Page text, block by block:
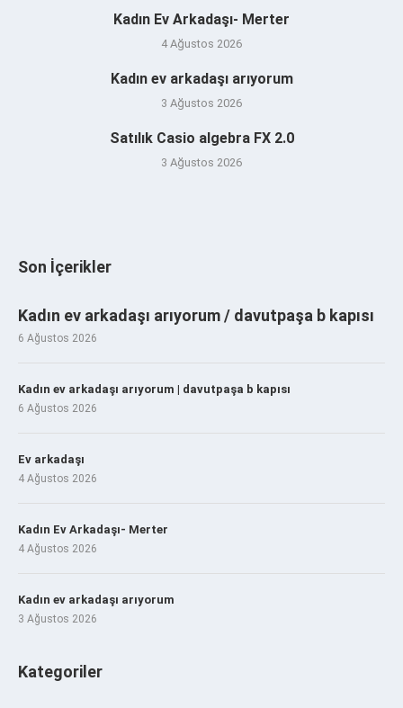
Kadın Ev Arkadaşı- Merter
4 Ağustos 2026
Kadın ev arkadaşı arıyorum
3 Ağustos 2026
Satılık Casio algebra FX 2.0
3 Ağustos 2026
Son İçerikler
Kadın ev arkadaşı arıyorum / davutpaşa b kapısı
6 Ağustos 2026
Kadın ev arkadaşı arıyorum | davutpaşa b kapısı
6 Ağustos 2026
Ev arkadaşı
4 Ağustos 2026
Kadın Ev Arkadaşı- Merter
4 Ağustos 2026
Kadın ev arkadaşı arıyorum
3 Ağustos 2026
Kategoriler